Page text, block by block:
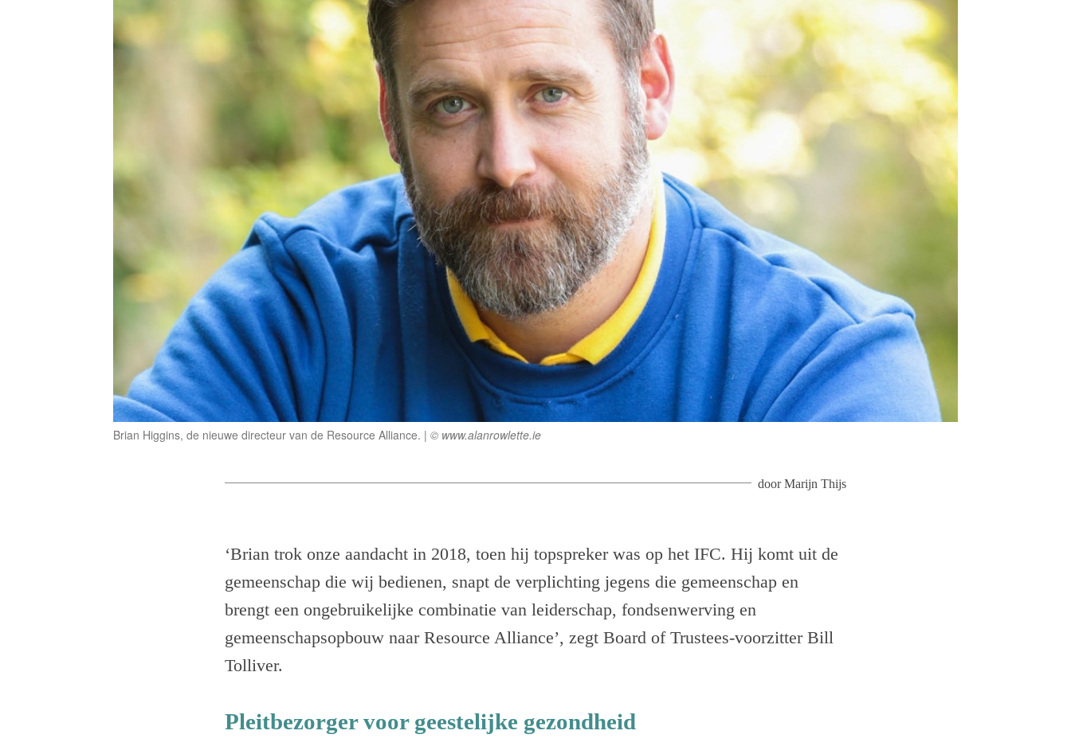
Brian Higgins, de nieuwe directeur van de Resource Alliance. © www.alanrowlette.ie
doorMarijn Thijs
‘Brian trok onze aandacht in 2018, toen hij topspreker was op het IFC. Hij komt uit de
gemeenschap die wij bedienen, snapt de verplichting jegens die gemeenschap en
brengt een ongebruikelijke combinatie van leiderschap, fondsenwerving en
gemeenschapsopbouw naar Resource Alliance’, zegt Board of Trustees-voorzitter Bill
Tolliver.
Pleitbezorger voor geestelijke gezondheid